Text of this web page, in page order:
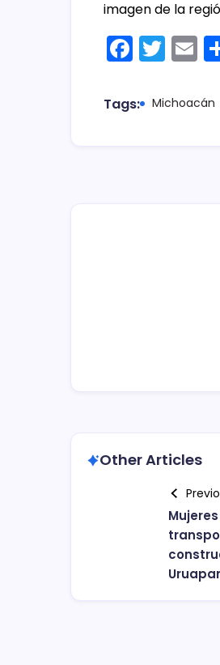
imagen de la
F
a
c
T
w
itt
E
ai
Tags: Michoacán
Other Articles